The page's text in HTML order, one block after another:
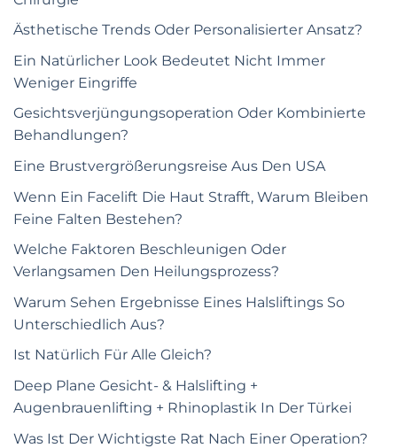
Ästhetische Trends Oder Personalisierter Ansatz?
Ein Natürlicher Look Bedeutet Nicht Immer
Weniger Eingriffe
Gesichtsverjüngungsoperation Oder Kombinierte
Behandlungen?
Eine Brustvergrößerungsreise Aus Den USA
Wenn Ein Facelift Die Haut Strafft, Warum Bleiben
Feine Falten Bestehen?
Welche Faktoren Beschleunigen Oder
Verlangsamen Den Heilungsprozess?
Warum Sehen Ergebnisse Eines Halsliftings So
Unterschiedlich Aus?
Ist Natürlich Für Alle Gleich?
Deep Plane Gesicht- & Halslifting +
Augenbrauenlifting + Rhinoplastik In Der Türkei
Was Ist Der Wichtigste Rat Nach Einer Operation?